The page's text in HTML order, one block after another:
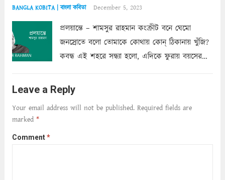
BANGLA KOBITA | বাংলা কবিতা December 5, 2023
প্রলয়ান্তে – শামসুর রাহমান কংক্রীট বনে ঘেমো
জনস্রোতে বলো তোমাকে কোথায় কোন্‌ ঠিকানায় খুঁজি?
কবন্ধ এই শহরে সন্ধ্যা হলো, এদিকে ফুরায় বয়সের
আমার শরীরে সখ্য গড়ে, তোমার গহন ঊর্মিল যৌবন
আনে আশ্বন...
Leave a Reply
Your email address will not be published. Required fields are
marked *
Comment*